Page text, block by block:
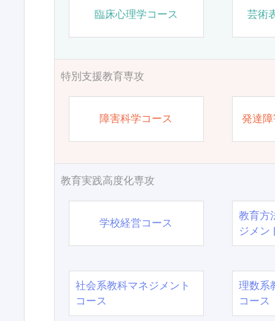
臨床心理学コース 芸術
特別支援教育専攻
障害科学コース 発達
教育実践高度化専攻
学校経営コース
教育方
ジメン
社会系教科マネジメント
コース
理数系
コース